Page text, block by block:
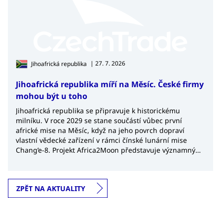
Jihoafrická republika | 27. 7. 2026
Jihoafrická republika míří na Měsíc. České firmy
mohou být u toho
Jihoafrická republika se připravuje k historickému
milníku. V roce 2029 se stane součástí vůbec první
africké mise na Měsíc, když na jeho povrch dopraví
vlastní vědecké zařízení v rámci čínské lunární mise
Chang’e-8. Projekt Africa2Moon představuje významný
globálním kosmickém průmyslu.
ZPĚT NA AKTUALITY